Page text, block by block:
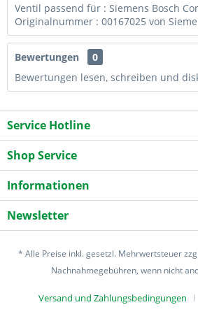
Ventil passend für : Siemens Bosch
Originalnummer : 00167025 von
Bewertungen
0
Bewertungen lesen, schreiben und
Service Hotline
Shop Service
Informationen
Newsletter
* Alle Preise inkl. gesetzl. Mehrwertsteuer
Nachnahmegebühren, wenn nicht
Versand und Zahlungsbedingungen